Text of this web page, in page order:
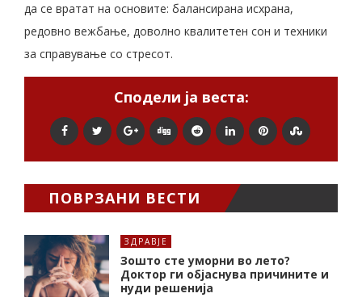
да се вратат на основите: балансирана исхрана,
редовно вежбање, доволно квалитетен сон и техники
за справување со стресот.
Сподели ја веста:
ПОВРЗАНИ ВЕСТИ
ЗДРАВЈЕ
Зошто сте уморни во лето?
Доктор ги објаснува причините и
нуди решенија